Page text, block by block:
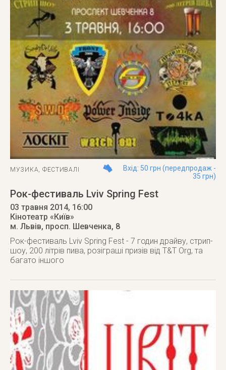
МУЗИКА, ФЕСТИВАЛІ
Вхід: 50 грн (передпродаж -
35 грн)
Рок-фестиваль Lviv Spring Fest
03 травня 2014, 16:00
Кінотеатр «Київ»
м. Львів, просп. Шевченка, 8
Рок-фестиваль Lviv Spring Fest - 7 годин драйву, стрип-
шоу, 200 літрів пива, розіграші призів від T&T Org, та
багато іншого